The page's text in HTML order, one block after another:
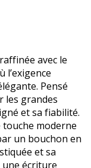
avec le
l’exigence
Pensé
les grandes
et sa fiabilité.
moderne
un bouchon en
et sa
écriture